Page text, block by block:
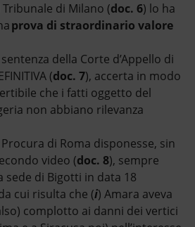
di Milano (doc. 6) lo ha
prova di straordinario valore
della Corte d’Appello di
(doc. 7), accerta in modo
che i fatti oggetto del
non abbiano rilevanza
di Roma disponesse, sin
video (doc. 8), sempre
sede di Bigotti in data 18
cui risulta che (i) Amara aveva
complotto ai danni dei vertici